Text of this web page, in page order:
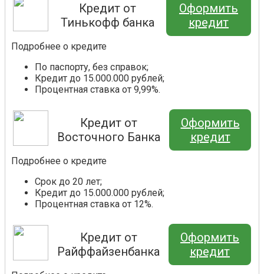
Кредит от
Тинькофф банка
Оформить
кредит
Подробнее о кредите
По паспорту, без справок;
Кредит до 15.000.000 рублей;
Процентная ставка от 9,99%.
Кредит от
Восточного Банка
Оформить
кредит
Подробнее о кредите
Срок до 20 лет;
Кредит до 15.000.000 рублей;
Процентная ставка от 12%.
Кредит от
Райффайзенбанка
Оформить
кредит